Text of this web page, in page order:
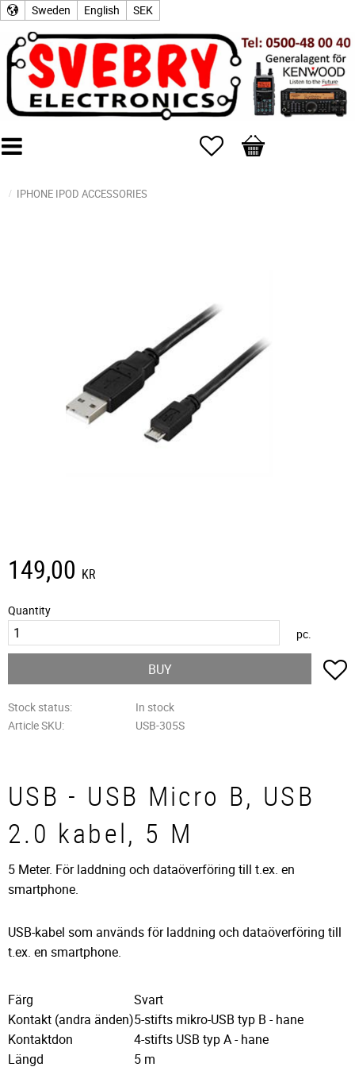
Sweden English SEK
Favorites
Basket
IPHONE IPOD ACCESSORIES
149,00 KR
Quantity
pc.
BUY
Stock status
In stock
Article SKU
USB-305S
USB - USB Micro B, USB
2.0 kabel, 5 M
5 Meter. För laddning och dataöverföring till t.ex. en
smartphone.
USB-kabel som används för laddning och dataöverföring till
t.ex. en smartphone.
Färg
Svart
Kontakt (andra änden)5-stifts mikro-USB typ B - hane
Kontaktdon
4-stifts USB typ A - hane
Längd
5 m